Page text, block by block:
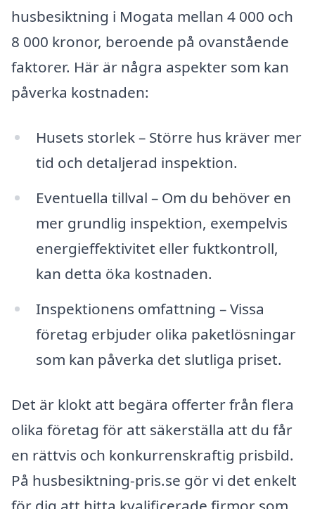
husbesiktning i Mogata mellan 4 000 och
8 000 kronor, beroende på ovanstående
faktorer. Här är några aspekter som kan
påverka kostnaden:
Husets storlek – Större hus kräver mer
tid och detaljerad inspektion.
Eventuella tillval – Om du behöver en
mer grundlig inspektion, exempelvis
energieffektivitet eller fuktkontroll,
kan detta öka kostnaden.
Inspektionens omfattning – Vissa
företag erbjuder olika paketlösningar
som kan påverka det slutliga priset.
Det är klokt att begära offerter från flera
olika företag för att säkerställa att du får
en rättvis och konkurrenskraftig prisbild.
På husbesiktning-pris.se gör vi det enkelt